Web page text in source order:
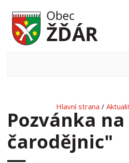
Hlavní strana /
Pozvánka
čarodějnic"